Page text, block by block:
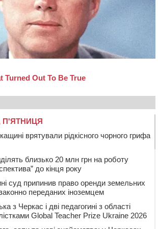
П'ЯТНИЦЯ
врятували рідкісного чорного грифа
близько 20 млн грн на роботу
до кінця року
суд припинив право оренди земельних
переданих іноземцем
з Черкас і дві педагогині з області
Global Teacher Prize Ukraine 2026